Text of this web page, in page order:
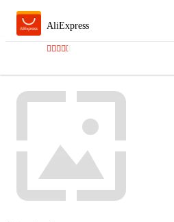
AliExpress